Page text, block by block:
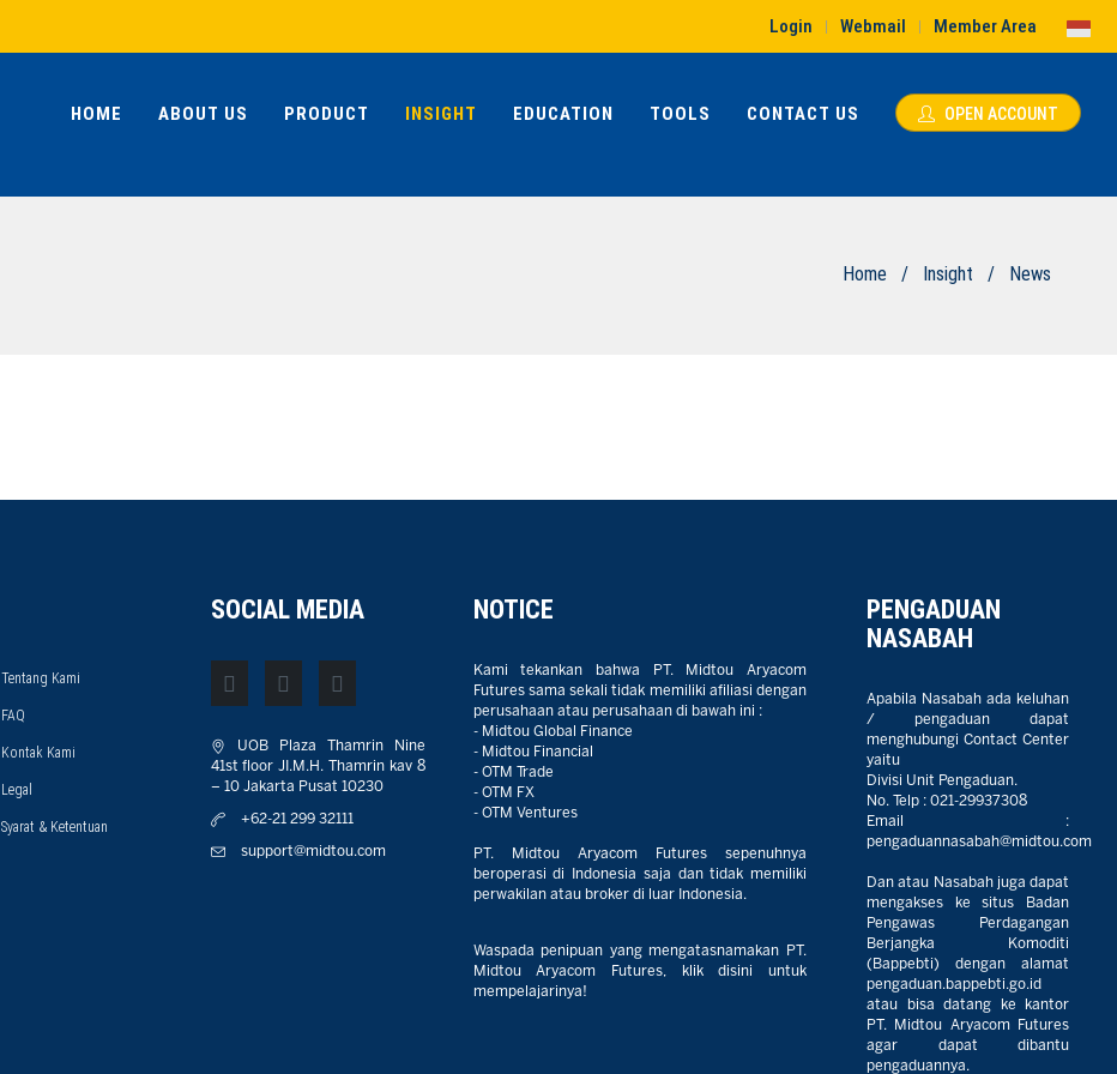
Login | Webmail | Member Area
HOME ABOUT US PRODUCT INSIGHT EDUCATION TOOLS CONTACT US OPEN ACCOUNT
Home / Insight / News
Tentang Kami
FAQ
Kontak Kami
Legal
Syarat & Ketentuan
SOCIAL MEDIA
UOB Plaza Thamrin Nine
41st floor JI.M.H. Thamrin kav 8
– 10 Jakarta Pusat 10230
+62-21 299 32111
support@midtou.com
NOTICE
Kami tekankan bahwa PT. Midtou Aryacom
Futures sama sekali tidak memiliki afiliasi dengan
perusahaan atau perusahaan di bawah ini :
- Midtou Global Finance
- Midtou Financial
- OTM Trade
- OTM FX
- OTM Ventures
PT. Midtou Aryacom Futures sepenuhnya
beroperasi di Indonesia saja dan tidak memiliki
perwakilan atau broker di luar Indonesia.
Waspada penipuan yang mengatasnamakan PT.
Midtou Aryacom Futures, klik disini untuk
mempelajarinya!
PENGADUAN
NASABAH
Apabila Nasabah ada keluhan
/ pengaduan dapat
menghubungi Contact Center
yaitu
Divisi Unit Pengaduan.
No. Telp : 021-29937308
Email :
pengaduannasabah@midtou.com
Dan atau Nasabah juga dapat
mengakses ke situs Badan
Pengawas Perdagangan
Berjangka Komoditi
(Bappebti) dengan alamat
pengaduan.bappebti.go.id
atau bisa datang ke kantor
PT. Midtou Aryacom Futures
agar dapat dibantu
pengaduannya.